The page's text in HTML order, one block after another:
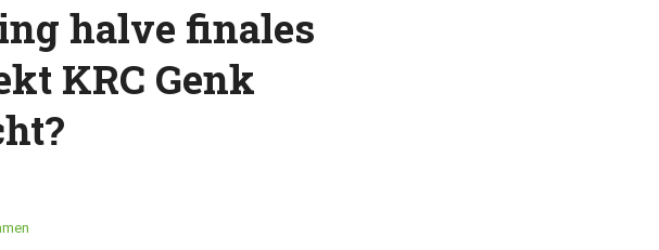
halve finales
KRC Genk